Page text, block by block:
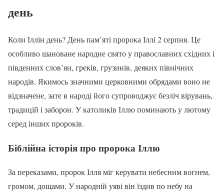
день
Коли Іллін день? День пам’яті пророка Іллі 2 серпня. Це
особливо шановане народне свято у православних східних і
південних слов’ян, греків, грузинів, деяких північних
народів. Якимось значними церковними обрядами воно не
відзначене, зате в народі його супроводжує безліч вірувань,
традицій і заборон. У католиків Іллю поминають у лютому
серед інших пророків.
Біблійна історія про пророка Іллю
За переказами, пророк Ілля міг керувати небесним вогнем,
громом, дощами. У народній уяві він їздив по небу на